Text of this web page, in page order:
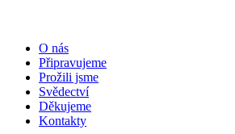
O nás
Připravujeme
Prožili jsme
Svědectví
Děkujeme
Kontakty